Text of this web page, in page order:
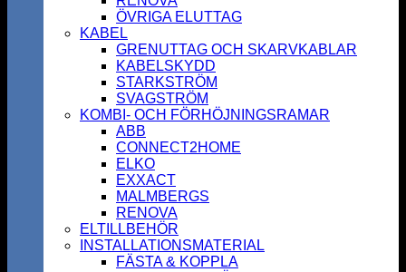
ÖVRIGA ELUTTAG
KABEL
GRENUTTAG OCH SKARVKABLAR
KABELSKYDD
STARKSTRÖM
SVAGSTRÖM
KOMBI- OCH FÖRHÖJNINGSRAMAR
ABB
CONNECT2HOME
ELKO
EXXACT
MALMBERGS
RENOVA
ELTILLBEHÖR
INSTALLATIONSMATERIAL
FÄSTA & KOPPLA